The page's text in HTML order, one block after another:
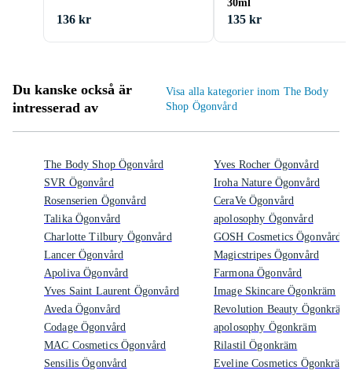
136 kr
30ml
135 kr
Du kanske också är
intresserad av
Visa alla kategorier inom The Body
Shop Ögonvård
The Body Shop Ögonvård
SVR Ögonvård
Rosenserien Ögonvård
Talika Ögonvård
Charlotte Tilbury Ögonvård
Lancer Ögonvård
Apoliva Ögonvård
Yves Saint Laurent Ögonvård
Aveda Ögonvård
Codage Ögonvård
MAC Cosmetics Ögonvård
Sensilis Ögonvård
Yves Rocher Ögonvård
Iroha Nature Ögonvård
CeraVe Ögonvård
apolosophy Ögonvård
GOSH Cosmetics Ögonvård
Magicstripes Ögonvård
Farmona Ögonvård
Image Skincare Ögonkräm
Revolution Beauty Ögonkräm
apolosophy Ögonkräm
Rilastil Ögonkräm
Eveline Cosmetics Ögonkräm